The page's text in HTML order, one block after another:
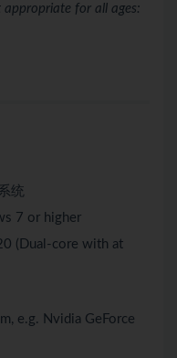
for all ages:
统
7 or higher
(Dual-core with at
e.g. Nvidia GeForce